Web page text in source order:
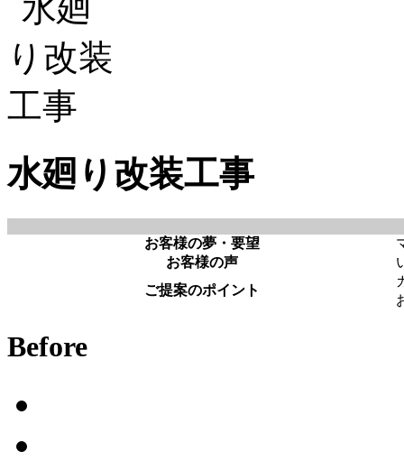
水廻り改装工事
お客様の夢・要望
お客様の声
ご提案のポイント
Before